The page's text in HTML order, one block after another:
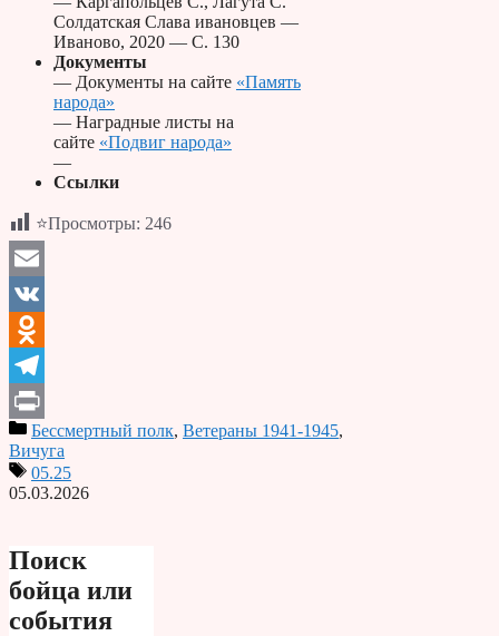
Солдатская Слава ивановцев —
Иваново, 2020 — С. 130
Документы
— Документы на сайте «Память
народа»
— Наградные листы на
сайте «Подвиг народа»
—
Ссылки
⭐Просмотры: 246
Email
VK
Odnoklassniki
Telegram
PrintБессмертный полк, Ветераны 1941-1945,
Вичуга
05.25
05.03.2026
Поиск
бойца или
события